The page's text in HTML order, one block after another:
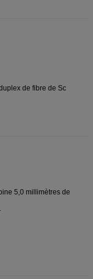
de fibre de Sc
5,0 millimètres de